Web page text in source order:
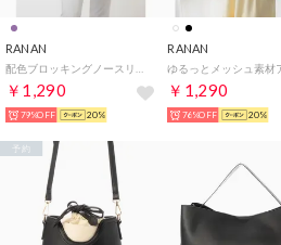
RANAN
￥1,290
79%OFF 20%
RANAN
￥1,290
76%OFF 20%
予約